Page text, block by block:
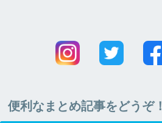
便利なまとめ記事をどうぞ！